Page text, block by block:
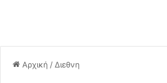
Αρχική / Διεθνη